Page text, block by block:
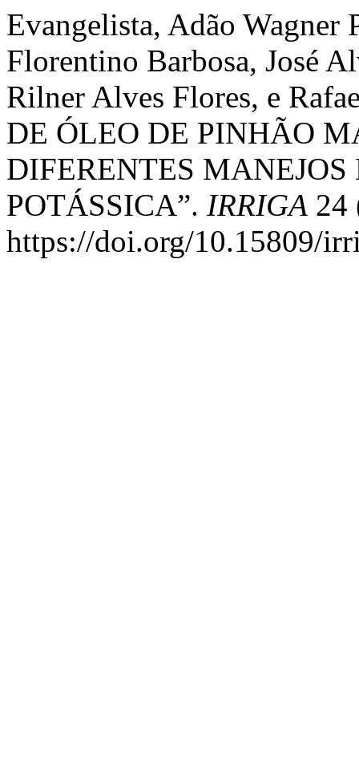
Evangelista, Adão Wagner
Florentino Barbosa, José
Rilner Alves Flores, e
DE ÓLEO DE PINHÃO
DIFERENTES
POTÁSSICA”. IRRIGA 24
https://doi.org/10.15809/